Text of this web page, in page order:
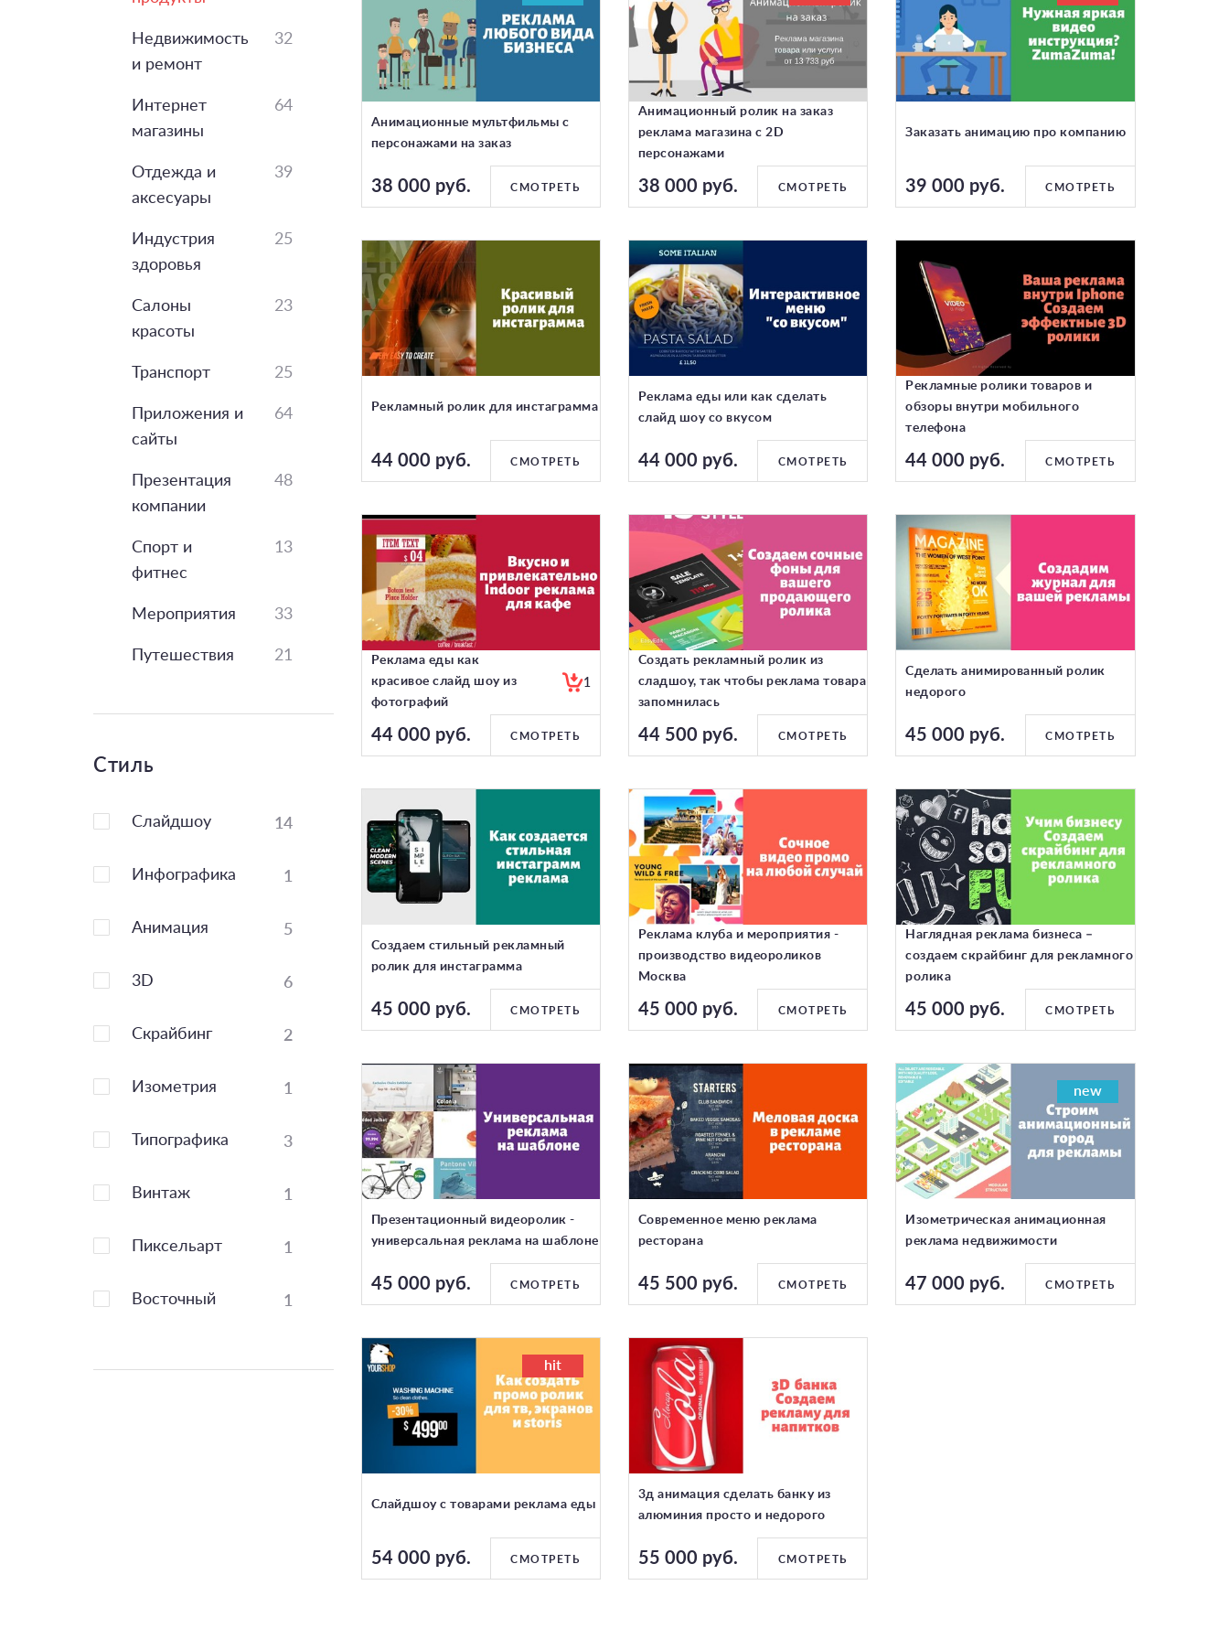
Недвижимость
и ремонт
32
Интернет
магазины
64
Отдежда и
аксесуары
39
Индустрия
здоровья
25
Салоны
красоты
23
Транспорт 25
Приложения и
сайты
64
Презентация
компании
48
Спорт и
фитнес
13
Мероприятия 33
Путешествия 21
Стиль
Слайдшоу 14
Инфографика 1
Анимация 5
3D 6
Скрайбинг 2
Изометрия 1
Типографика 3
Винтаж 1
Пиксельарт 1
Восточный 1
Анимационные мультфильмы с
персонажами на заказ
38 000 руб. СМОТРЕТЬ
Анимационный ролик на заказ
реклама магазина с 2D
персонажами
38 000 руб. СМОТРЕТЬ
Заказать анимацию про компанию
39 000 руб. СМОТРЕТЬ
Рекламный ролик для инстаграмма
44 000 руб. СМОТРЕТЬ
Реклама еды или как сделать
слайд шоу со вкусом
44 000 руб. СМОТРЕТЬ
Рекламные ролики товаров и
обзоры внутри мобильного
телефона
44 000 руб. СМОТРЕТЬ
Реклама еды как
красивое слайд шоу из
фотографий
1
44 000 руб. СМОТРЕТЬ
Создать рекламный ролик из
сладшоу, так чтобы реклама товара
запомнилась
44 500 руб. СМОТРЕТЬ
Сделать анимированный ролик
недорого
45 000 руб. СМОТРЕТЬ
Создаем стильный рекламный
ролик для инстаграмма
45 000 руб. СМОТРЕТЬ
Реклама клуба и мероприятия -
производство видеороликов
Москва
45 000 руб. СМОТРЕТЬ
Наглядная реклама бизнеса –
создаем скрайбинг для рекламного
ролика
45 000 руб. СМОТРЕТЬ
Презентационный видеоролик -
универсальная реклама на шаблоне
45 000 руб. СМОТРЕТЬ
Современное меню реклама
ресторана
45 500 руб. СМОТРЕТЬ
new
Изометрическая анимационная
реклама недвижимости
47 000 руб. СМОТРЕТЬ
hit
Слайдшоу с товарами реклама еды
54 000 руб. СМОТРЕТЬ
3д анимация сделать банку из
алюминия просто и недорого
55 000 руб. СМОТРЕТЬ